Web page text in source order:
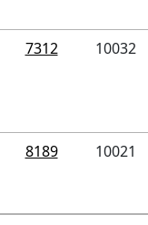
7312 10032
8189 10021